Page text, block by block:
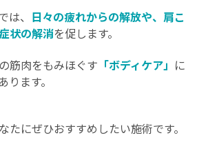
は、 日々の疲れからの解放や、肩こ
状の解消を促します。
筋肉をもみほぐす 「ボディケア」 に
ります。
たにぜひおすすめしたい施術です。